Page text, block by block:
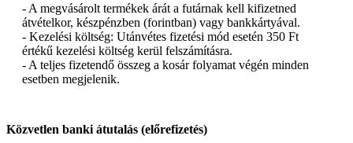
- A megvásárolt termékek árát a futárnak kell kifizetned
átvételkor, készpénzben (forintban) vagy bankkártyával.
- Kezelési költség: Utánvétes fizetési mód esetén 350 Ft
értékű kezelési költség kerül felszámításra.
- A teljes fizetendő összeg a kosár folyamat végén minden
esetben megjelenik.
Közvetlen banki átutalás (előrefizetés)